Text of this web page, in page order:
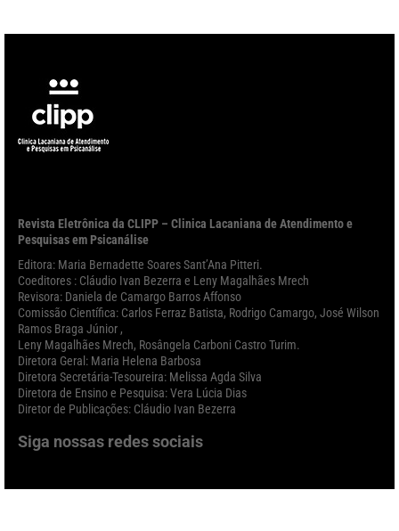
Revista Eletrônica da CLIPP – Clinica Lacaniana de Atendimento e
Pesquisas em Psicanálise
Editora: Maria Bernadette Soares Sant’Ana Pitteri.
Coeditores : Cláudio Ivan Bezerra e Leny Magalhães Mrech
Revisora: Daniela de Camargo Barros Affonso
Comissão Científica: Carlos Ferraz Batista, Rodrigo Camargo, José Wilson
Ramos Braga Júnior ,
Leny Magalhães Mrech, Rosângela Carboni Castro Turim.
Diretora Geral: Maria Helena Barbosa
Diretora Secretária-Tesoureira: Melissa Agda Silva
Diretora de Ensino e Pesquisa: Vera Lúcia Dias
Diretor de Publicações: Cláudio Ivan Bezerra
Siga nossas redes sociais